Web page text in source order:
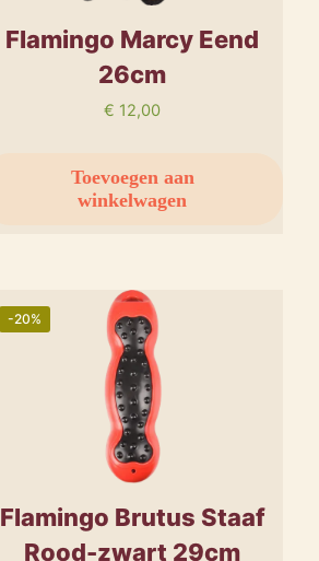
Flamingo Marcy Eend
26cm
€ 12,00
Toevoegen aan
winkelwagen
-20%
Flamingo Brutus Staaf
Rood-zwart 29cm